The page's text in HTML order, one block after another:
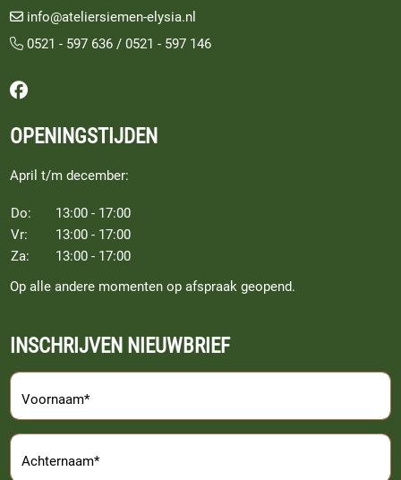
info@ateliersiemen-elysia.nl
0521 - 597 636 /0521 - 597 146
Volg ons op Facebook
OPENINGSTIJDEN
April t/m december:
Do:
13:00 - 17:00
Vr:
13:00 - 17:00
Za:
13:00 - 17:00
Op alle andere momenten op afspraak geopend.
INSCHRIJVEN NIEUWBRIEF
Voornaam*
Achternaam*